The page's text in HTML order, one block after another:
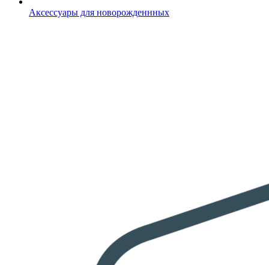
Аксессуары для новорожденнных